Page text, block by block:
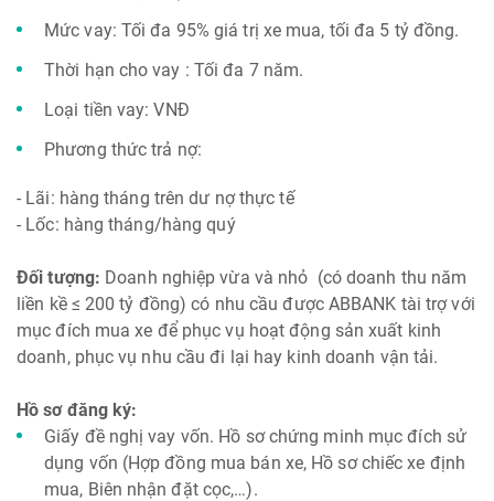
Mức vay: Tối đa 95% giá trị xe mua, tối đa 5 tỷ đồng.
Thời hạn cho vay : Tối đa 7 năm.
Loại tiền vay: VNĐ
Phương thức trả nợ:
- Lãi: hàng tháng trên dư nợ thực tế
- Lốc: hàng tháng/hàng quý
Đối tượng: Doanh nghiệp vừa và nhỏ (có doanh thu năm
liền kề ≤ 200 tỷ đồng) có nhu cầu được ABBANK tài trợ với
mục đích mua xe để phục vụ hoạt động sản xuất kinh
doanh, phục vụ nhu cầu đi lại hay kinh doanh vận tải.
Hồ sơ đăng ký:
Giấy đề nghị vay vốn. Hồ sơ chứng minh mục đích sử
dụng vốn (Hợp đồng mua bán xe, Hồ sơ chiếc xe định
mua, Biên nhận đặt cọc,…).